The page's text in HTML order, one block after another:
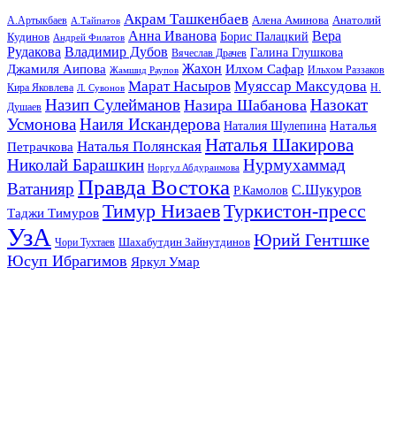
А.Артыкбаев А.Тайпатов Акрам Ташкенбаев Алена Аминова Анатолий
Кудинов Андрей Филатов Анна Иванова Борис Палацкий Вера
Рудакова Владимир Дубов Вячеслав Драчев Галина Глушкова
Джамиля Аипова Жамшид Раупов Жахон Илхом Сафар Ильхом Раззаков
Кира Яковлева Л. Сувонов Марат Насыров Муяссар Максудова Н.
Душаев Назип Сулейманов Назира Шабанова Назокат
УсмоноваНаиля Искандерова Наталия Шулепина Наталья
Петрачкова Наталья Полянская Наталья Шакирова
Николай Барашкин Норгул Абдураимова Нурмухаммад
Ватанияр Правда Востока Р.Камолов С.Шукуров
Таджи Тимуров Тимур НизаевТуркистон-пресс
УзА Чори Тухтаев Шахабутдин Зайнутдинов Юрий Гентшке
Юсуп Ибрагимов Яркул Умар